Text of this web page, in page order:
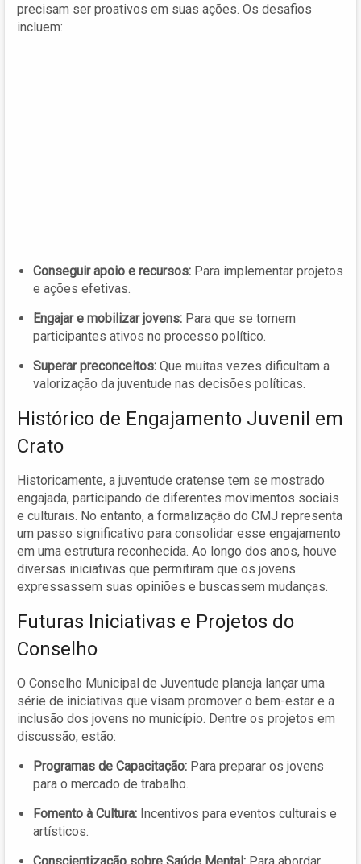
precisam ser proativos em suas ações. Os desafios
incluem:
Conseguir apoio e recursos: Para implementar projetos
e ações efetivas.
Engajar e mobilizar jovens: Para que se tornem
participantes ativos no processo político.
Superar preconceitos: Que muitas vezes dificultam a
valorização da juventude nas decisões políticas.
Histórico de Engajamento Juvenil em
Crato
Historicamente, a juventude cratense tem se mostrado
engajada, participando de diferentes movimentos sociais
e culturais. No entanto, a formalização do CMJ representa
um passo significativo para consolidar esse engajamento
em uma estrutura reconhecida. Ao longo dos anos, houve
diversas iniciativas que permitiram que os jovens
expressassem suas opiniões e buscassem mudanças.
Futuras Iniciativas e Projetos do
Conselho
O Conselho Municipal de Juventude planeja lançar uma
série de iniciativas que visam promover o bem-estar e a
inclusão dos jovens no município. Dentre os projetos em
discussão, estão:
Programas de Capacitação: Para preparar os jovens
para o mercado de trabalho.
Fomento à Cultura: Incentivos para eventos culturais e
artísticos.
Conscientização sobre Saúde Mental: Para abordar